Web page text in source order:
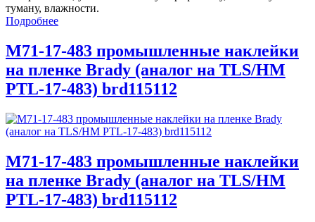
туману, влажности.
Подробнее
M71-17-483 промышленные наклейки
на пленке Brady (аналог на TLS/HM
PTL-17-483) brd115112
M71-17-483 промышленные наклейки
на пленке Brady (аналог на TLS/HM
PTL-17-483) brd115112